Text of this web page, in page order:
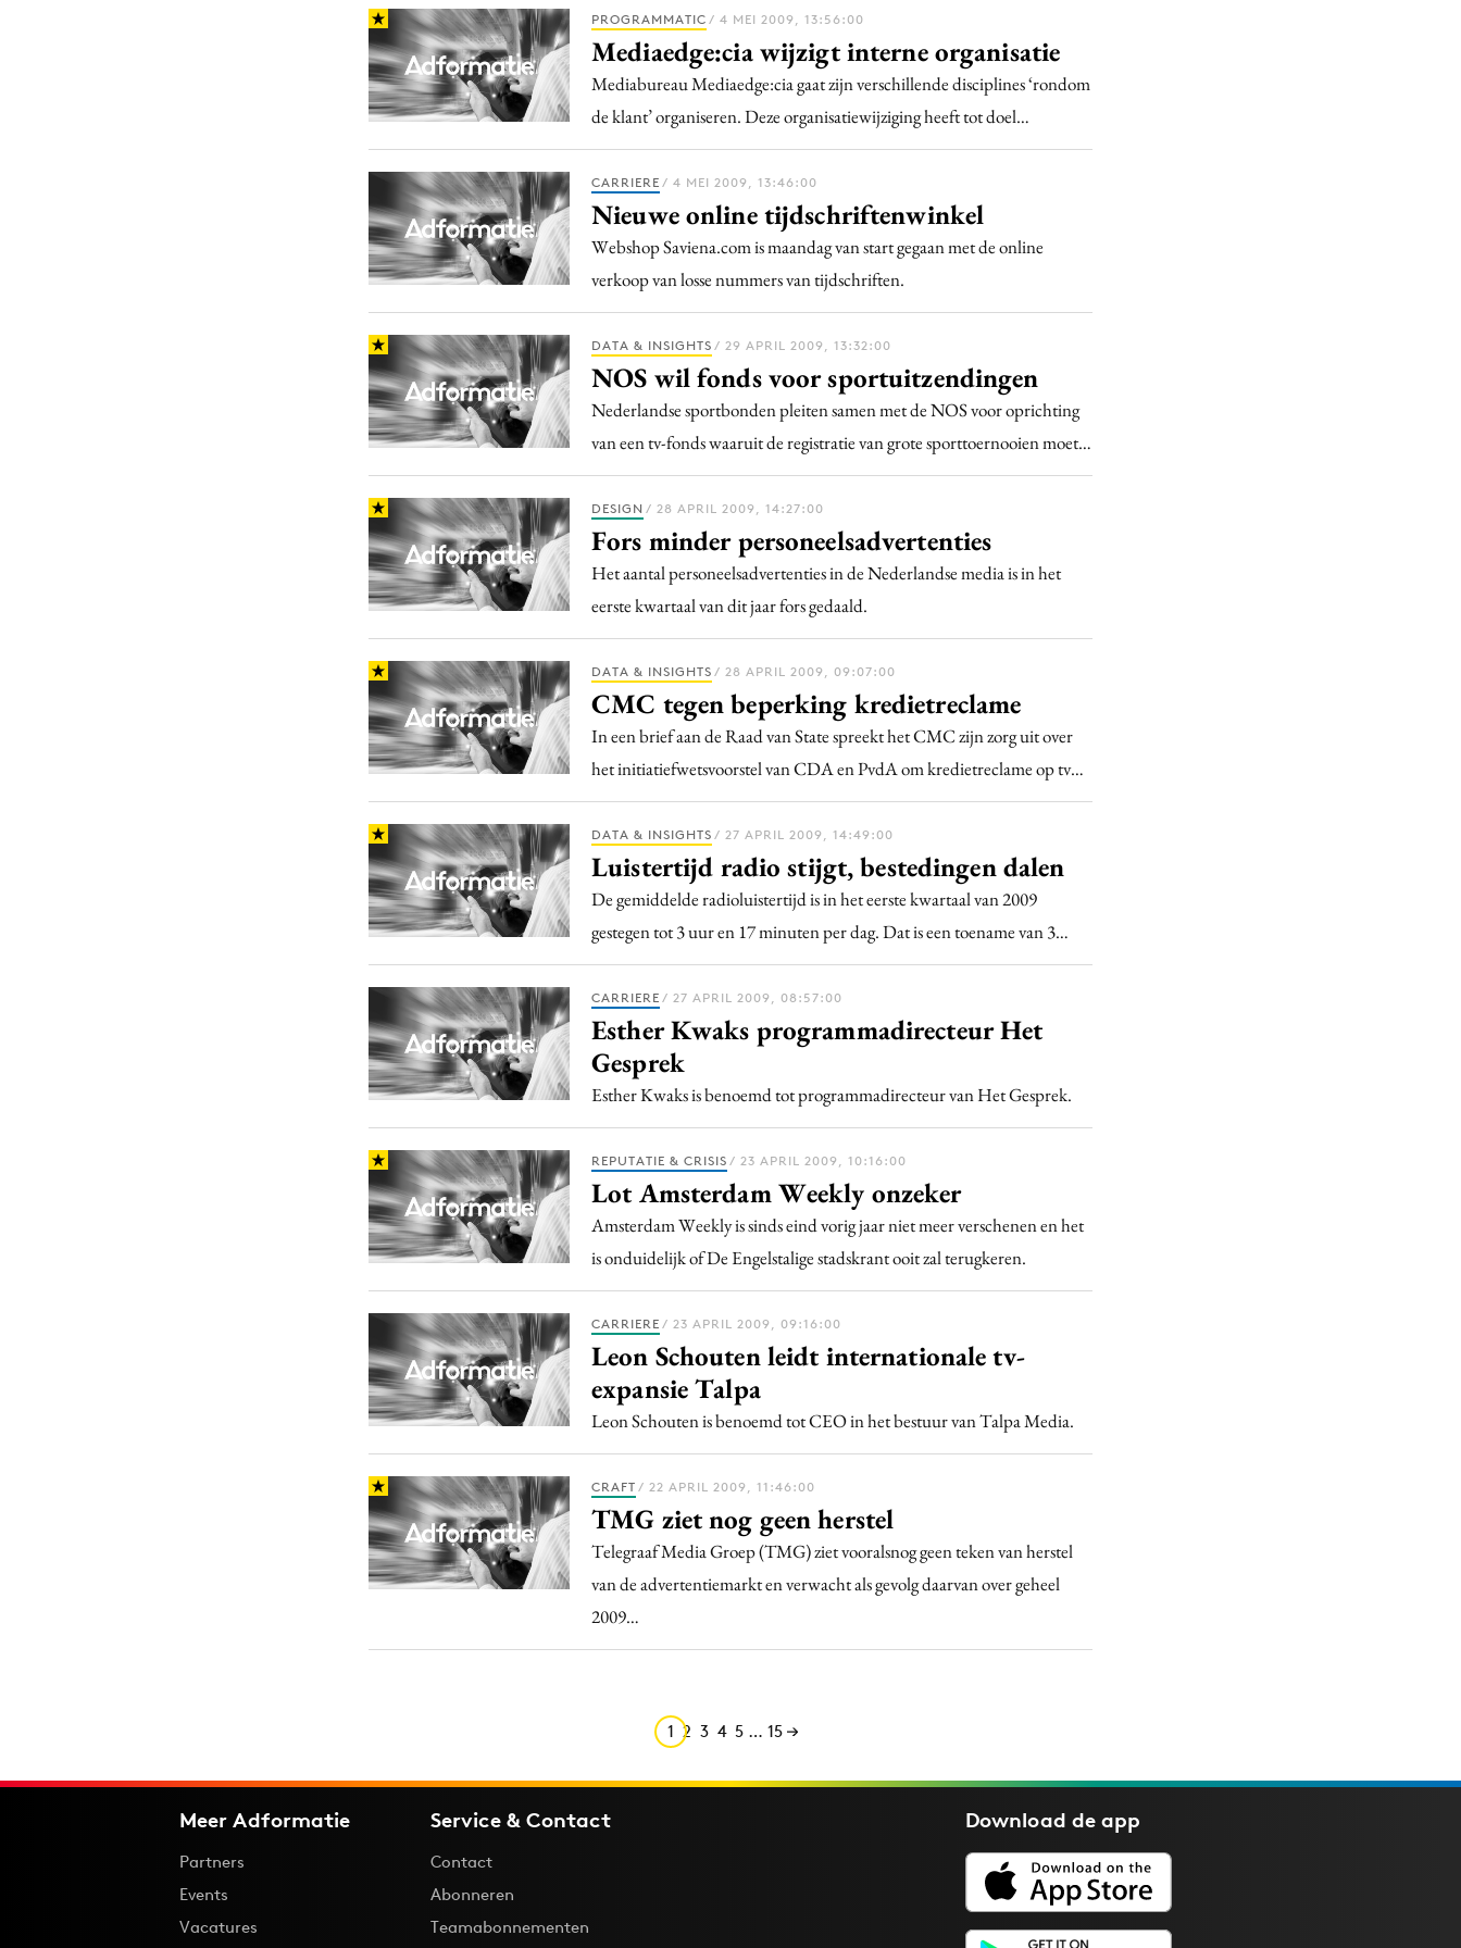
Gedragsverandering
Influencer marketing
Interne communicatie
Reputatie & crisis
PROGRAMMATIC / 4 MEI 2009, 13:56:00
Mediaedge:cia wijzigt interne organisatie
Mediabureau Mediaedge:cia gaat zijn verschillende disciplines ‘rondom
de klant’ organiseren. Deze organisatiewijziging heeft tot doel…
CARRIERE / 4 MEI 2009, 13:46:00
Nieuwe online tijdschriftenwinkel
Webshop Saviena.com is maandag van start gegaan met de online
verkoop van losse nummers van tijdschriften.
DATA & INSIGHTS / 29 APRIL 2009, 13:32:00
NOS wil fonds voor sportuitzendingen
Nederlandse sportbonden pleiten samen met de NOS voor oprichting
van een tv-fonds waaruit de registratie van grote sporttoernooien moet…
DESIGN / 28 APRIL 2009, 14:27:00
Fors minder personeelsadvertenties
Het aantal personeelsadvertenties in de Nederlandse media is in het
eerste kwartaal van dit jaar fors gedaald.
DATA & INSIGHTS / 28 APRIL 2009, 09:07:00
CMC tegen beperking kredietreclame
In een brief aan de Raad van State spreekt het CMC zijn zorg uit over
het initiatiefwetsvoorstel van CDA en PvdA om kredietreclame op tv…
DATA & INSIGHTS / 27 APRIL 2009, 14:49:00
Luistertijd radio stijgt, bestedingen dalen
De gemiddelde radioluistertijd is in het eerste kwartaal van 2009
gestegen tot 3 uur en 17 minuten per dag. Dat is een toename van 3…
CARRIERE / 27 APRIL 2009, 08:57:00
Esther Kwaks programmadirecteur Het
Gesprek
Esther Kwaks is benoemd tot programmadirecteur van Het Gesprek.
REPUTATIE & CRISIS / 23 APRIL 2009, 10:16:00
Lot Amsterdam Weekly onzeker
Amsterdam Weekly is sinds eind vorig jaar niet meer verschenen en het
is onduidelijk of De Engelstalige stadskrant ooit zal terugkeren.
CARRIERE / 23 APRIL 2009, 09:16:00
Leon Schouten leidt internationale tv-
expansie Talpa
Leon Schouten is benoemd tot CEO in het bestuur van Talpa Media.
CRAFT / 22 APRIL 2009, 11:46:00
TMG ziet nog geen herstel
Telegraaf Media Groep (TMG) ziet vooralsnog geen teken van herstel
van de advertentiemarkt en verwacht als gevolg daarvan over geheel
2009…
1 2 3 4 5 … 15
Meer Adformatie
Partners
Events
Vacatures
Service & Contact
Contact
Abonneren
Teamabonnementen
Download deapp